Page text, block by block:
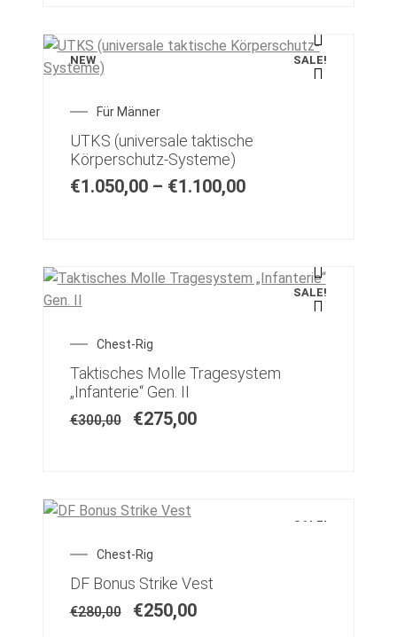
taktische Westen
Über uns
Utility Taschen
Warenkorb
Zubehöre
Gewehr Magazintaschen
NEW SALE!
Für Männer
UTKS (universale taktische
Körperschutz-Systeme)
€1.050,00 – €1.100,00
SALE!
Chest-Rig
Taktisches Molle Tragesystem
„Infanterie“ Gen. II
€300,00 €275,00
SALE!
Chest-Rig
DF Bonus Strike Vest
€280,00 €250,00